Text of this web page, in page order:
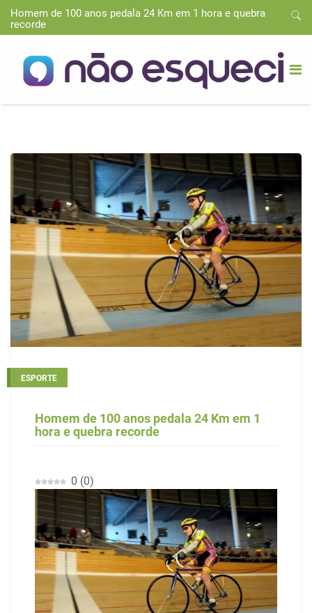
Homem de 100 anos pedala 24 Km em 1 hora e quebra
recorde
ESPORTE
Homem de 100 anos pedala 24 Km em 1
hora e quebra recorde
0 (0)